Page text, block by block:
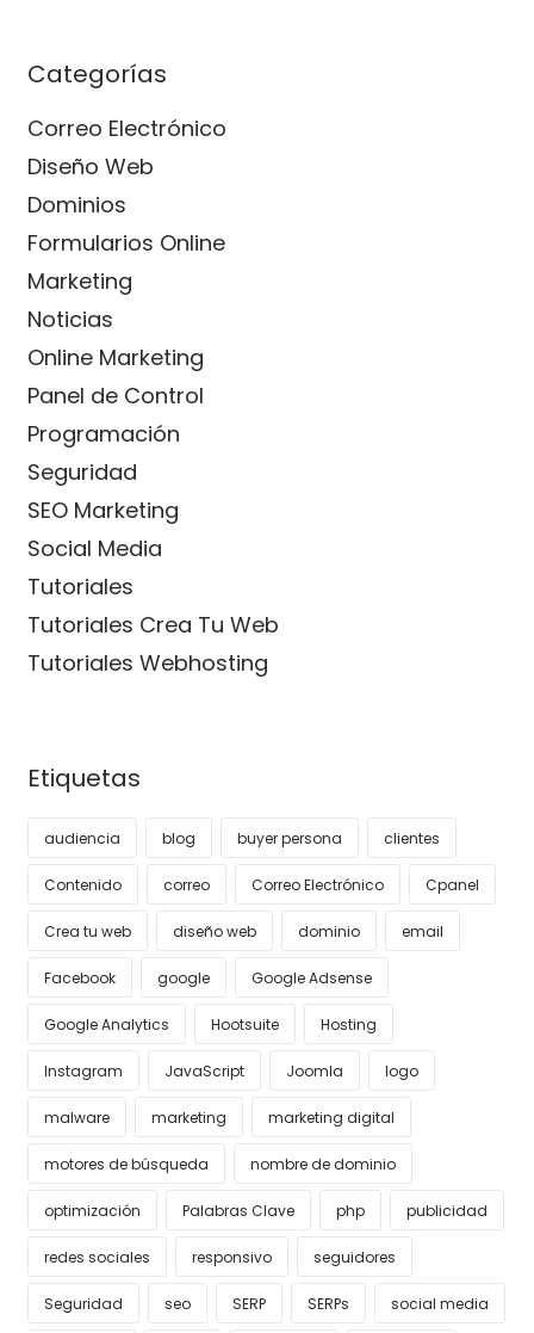
Categorías
Correo Electrónico
Diseño Web
Dominios
Formularios Online
Marketing
Noticias
Online Marketing
Panel de Control
Programación
Seguridad
SEO Marketing
Social Media
Tutoriales
Tutoriales Crea Tu Web
Tutoriales Webhosting
Etiquetas
audiencia blog buyer persona clientes
Contenido correo Correo Electrónico Cpanel
Crea tu web diseño web dominio email
Facebook google Google Adsense
Google Analytics Hootsuite Hosting
Instagram JavaScript Joomla logo
malware marketing marketing digital
motores de búsqueda nombre de dominio
optimización Palabras Clave php publicidad
redes sociales responsivo seguidores
Seguridad seo SERP SERPs social media